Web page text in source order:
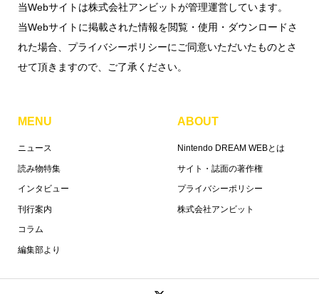
当Webサイトは株式会社アンビットが管理運営しています。
当Webサイトに掲載された情報を閲覧・使用・ダウンロードさ
れた場合、プライバシーポリシーにご同意いただいたものとさ
せて頂きますので、ご了承ください。
MENU
ニュース
読み物特集
インタビュー
刊行案内
コラム
編集部より
ABOUT
Nintendo DREAM WEBとは
サイト・誌面の著作権
プライバシーポリシー
株式会社アンビット